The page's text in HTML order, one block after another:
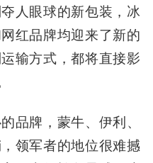
人眼球的新包装，冰
红品牌均迎来了新的
输方式，都将直接影
品牌，蒙牛、伊利、
领军者的地位很难撼